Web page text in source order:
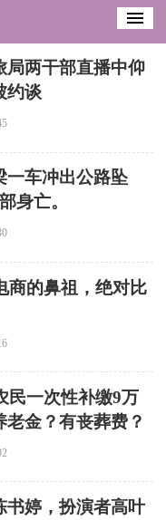
局两干部直播中仰
约谈
一车冲出公路坠
身亡。
商的鼻祖，绝对比
民一次性补缴9万
老金？有丧葬费？
书婷，扮演者高叶